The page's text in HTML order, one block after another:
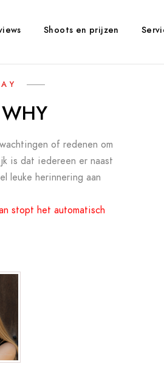
Shoots en prijzen
of redenen om
is dat iedereen er naast
leuke herinnering aan
stopt het automatisch